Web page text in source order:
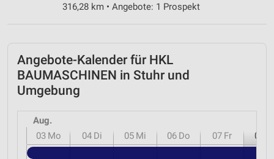
316,28 km • Angebote: 1 Prospekt
Angebote-Kalender für HKL
BAUMASCHINEN in Stuhr und
Umgebung
Aug.
03 Mo 04 Di 05 Mi 06 Do 07 Fr 08